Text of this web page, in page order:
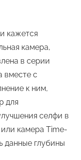
кажется
камера,
в серии
вместе с
к ним,
для
селфи в
камера Time-
данные глубины